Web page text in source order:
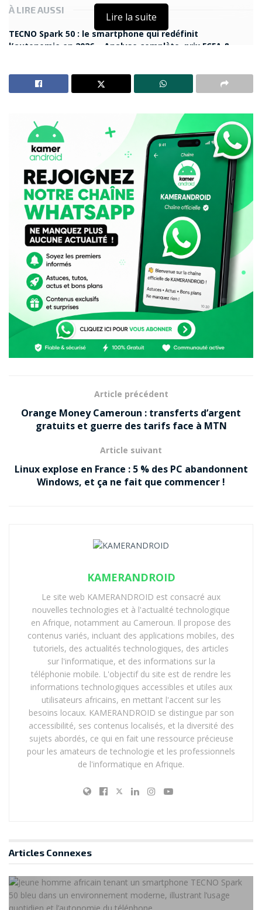
À LIRE AUSSI
TECNO Spark 50 : le smartphone qui redéfinit
l’autonomie en 2026 – Analyse complète, prix FCFA &
Réseaux sociaux : Pourquoi 62 % des influenceurs
utilisent un iPhone alors que certains Android le
Plusieurs yeux pour une seule
image
La multiplication des capteurs n’est pas un gadget
marketing. Chaque caméra a une fonction spécifique et
travaille de concert grâce à laphotographie
computationnelle
, un traitement logiciel qui fusionne
les images pour un rendu optimal.
Grand-angle (caméra principale): polyvalente,
elle capture la majorité des clichés. Parfait pour les
portraits ou les scènes du quotidien.
animée sur le marché central de Douala sans
reculer d’un pas.
Téléobjectif / zoom optique
sujet sans perdre en qualité. Contrairement au
zoom numérique, le rendu reste net et détaillé.
Macro: pour observer les textures d’un tissu wax
indispensable, il calcule les distances pour générer
réalité augmentée.
Comme si ton smartphone portait plusieurslunettes
spécialisées: chacune optimisée pour une vision
spécifique, toutes combinées pour produire l’image
parfaite.
Pourquoi ne pas tout
concentrer dans un seul
objectif ?
La contrainte est avant tout physique. Un smartphone
est trop fin pour intégrer un objectif mécanique
capable de tout faire comme un reflex. La solution
Photo : Mustafa ezz via Pexels.com
Lire la suite
Article précédent
Orange Money Cameroun : transferts d’argent
gratuits et guerre des tarifs face à MTN
Article suivant
Linux explose en France : 5 % des PC abandonnent
Windows, et ça ne fait que commencer !
KAMERANDROID
Le site web KAMERANDROID est consacré aux
nouvelles technologies et à l'actualité technologique
en Afrique, notamment au Cameroun. Il propose des
contenus variés, incluant des applications mobiles, des
tutoriels, des actualités technologiques, des articles
sur l'informatique, et des informations sur la
téléphonie mobile. L'objectif du site est de rendre les
informations technologiques accessibles et utiles aux
utilisateurs africains, en mettant l'accent sur les
besoins locaux. KAMERANDROID se distingue par son
accessibilité, ses contenus localisés, et la diversité des
sujets abordés, ce qui en fait une ressource précieuse
pour les amateurs de technologie et les professionnels
de l'informatique en Afrique.
Articles Connexes